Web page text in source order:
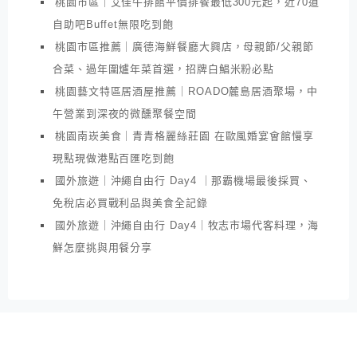
自助吧Buffet無限吃到飽
桃園市區推薦｜廣德海鮮餐廳大興店，母親節/父親節
合菜、過年圍爐年菜首選，招牌白鯧米粉必點
桃園藝文特區居酒屋推薦｜ROADO麓島居酒聚場，中
午營業到深夜的微醺聚餐空間
桃園南崁美食｜青青格麗絲莊園 在歐風婚宴會館慢享
現點現做港點百匯吃到飽
國外旅遊｜沖繩自由行 Day4 ｜那霸機場最後採買、
免稅店必買戰利品與美食全記錄
國外旅遊｜沖繩自由行 Day4｜牧志市場代客料理，海
鮮怎麼挑與用餐分享